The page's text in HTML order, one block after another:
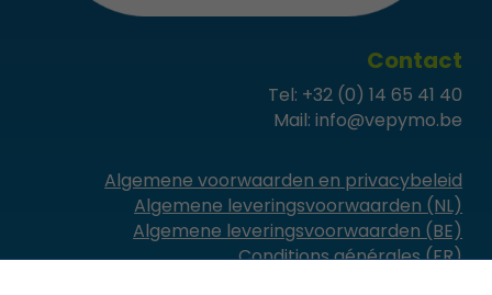
Contact
Tel: +32 (0) 14 65 41 40
Mail:info@vepymo.be
Algemene voorwaarden en privacybeleid
Algemene leveringsvoorwaarden (NL)
Algemene leveringsvoorwaarden (BE)
Conditions générales (FR)
Deze
cookies zijn
niet
optioneel. Ze